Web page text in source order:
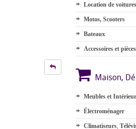
Location de voitures
Motos, Scooters
Bateaux
Accessoires et pièces
Maison,
Meubles et Intérieur
Électroménager
Climatiseurs,